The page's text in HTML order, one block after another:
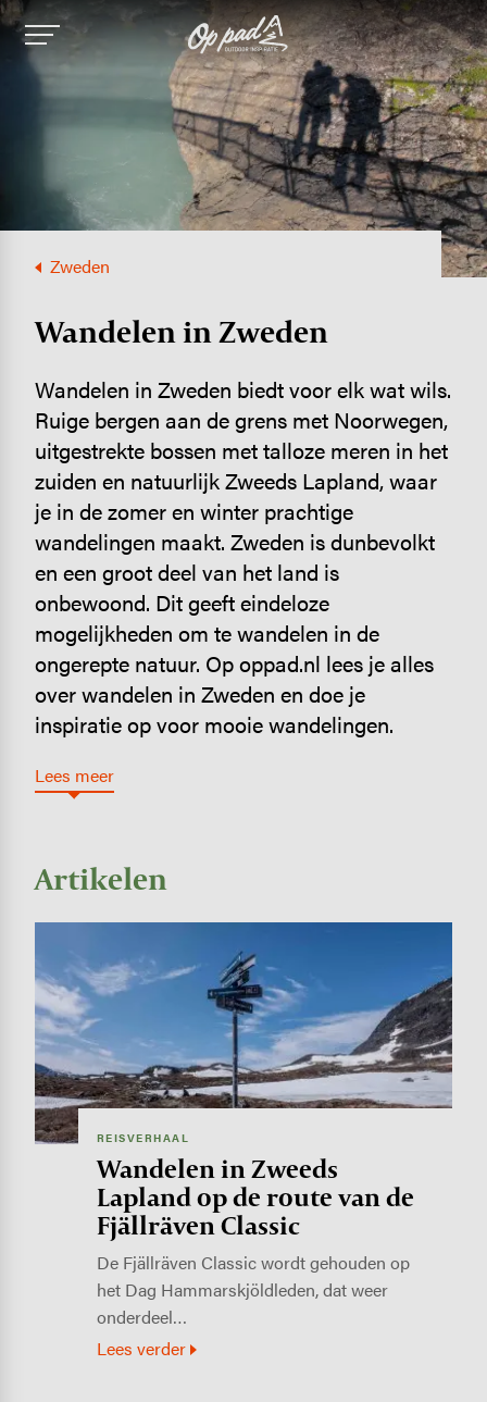
Image
Zweden
Wandelen in Zweden
Wandelen in Zweden biedt voor elk wat wils.
Ruige bergen aan de grens met Noorwegen,
uitgestrekte bossen met talloze meren in het
zuiden en natuurlijk Zweeds Lapland, waar
je in de zomer en winter prachtige
wandelingen maakt. Zweden is dunbevolkt
en een groot deel van het land is
onbewoond. Dit geeft eindeloze
mogelijkheden om te wandelen in de
ongerepte natuur. Op oppad.nl lees je alles
over wandelen in Zweden en doe je
inspiratie op voor mooie wandelingen.
Lees meer
Artikelen
REISVERHAAL
Wandelen in Zweeds
Lapland op de route van de
Fjällräven Classic
De Fjällräven Classic wordt gehouden op
het Dag Hammarskjöldleden, dat weer
onderdeel…
Lees verder